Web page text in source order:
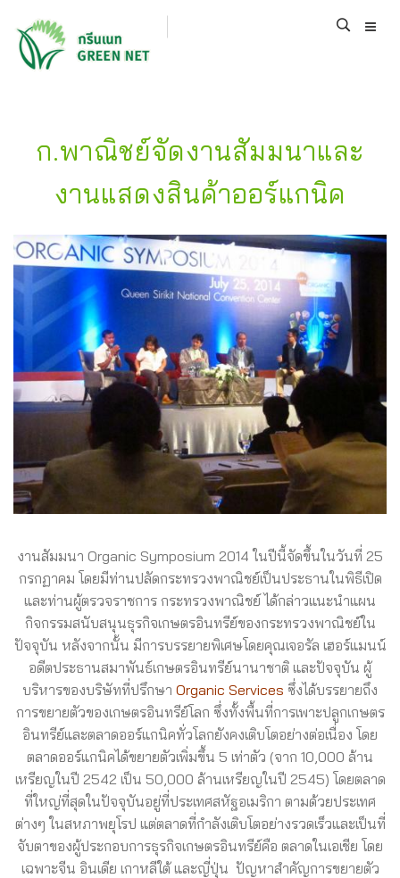
ก.พาณิชย์จัดงานสัมมนาและ
งานแสดงสินค้าออร์แกนิค
งานสัมมนา Organic Symposium 2014 ในปีนี้จัดขึ้นในวันที่ 25
กรกฏาคม โดยมีท่านปลัดกระทรวงพาณิชย์เป็นประธานในพิธีเปิด
และท่านผู้ตรวจราชการ กระทรวงพาณิชย์ ได้กล่าวแนะนำแผน
กิจกรรมสนับสนุนธุรกิจเกษตรอินทรีย์ของกระทรวงพาณิชย์ใน
ปัจจุบัน หลังจากนั้น มีการบรรยายพิเศษโดยคุณเจอรัล เฮอร์แมนน์
อดีตประธานสมาพันธ์เกษตรอินทรีย์นานาชาติ และปัจจุบัน ผู้
บริหารของบริษัทที่ปรึกษา Organic Services ซึ่งได้บรรยายถึง
การขยายตัวของเกษตรอินทรีย์โลก ซึ่งทั้งพื้นที่การเพาะปลูกเกษตร
อินทรีย์และตลาดออร์แกนิคทั่วโลกยังคงเติบโตอย่างต่อเนื่อง โดย
ตลาดออร์แกนิคได้ขยายตัวเพิ่มขึ้น 5 เท่าตัว (จาก 10,000 ล้าน
เหรียญในปี 2542 เป็น 50,000 ล้านเหรียญในปี 2545) โดยตลาด
ที่ใหญ่ที่สุดในปัจจุบันอยู่ที่ประเทศสหัฐอเมริกา ตามด้วยประเทศ
ต่างๆ ในสหภาพยุโรป แต่ตลาดที่กำลังเติบโตอย่างรวดเร็วและเป็นที่
จับตาของผู้ประกอบการธุรกิจเกษตรอินทรีย์คือ ตลาดในเอเชีย โดย
เฉพาะจีน อินเดีย เกาหลีใต้ และญี่ปุ่น ปัญหาสำคัญการขยายตัว